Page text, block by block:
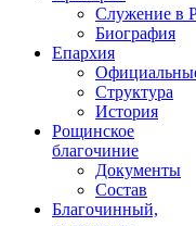
Служение в
Биография
Епархия
Структура
История
Рощинское
благочиние
Документы
Состав
Благочинный,